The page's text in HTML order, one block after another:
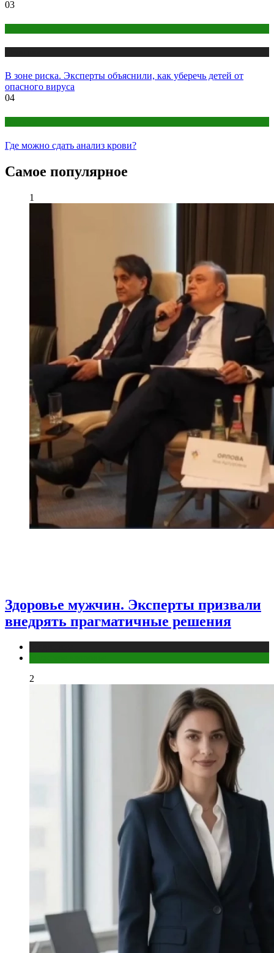
03
В зоне риска. Эксперты объяснили, как уберечь детей от
опасного вируса
04
Где можно сдать анализ крови?
Самое популярное
1
Здоровье мужчин. Эксперты призвали
внедрять прагматичные решения
2